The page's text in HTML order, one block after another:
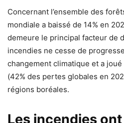
Concernant l’ensemble des
mondiale a baissé de 14% en
demeure le principal facteur de
incendies ne cesse de
changement climatique et a
(42% des pertes globales en
régions boréales.
Les incendies